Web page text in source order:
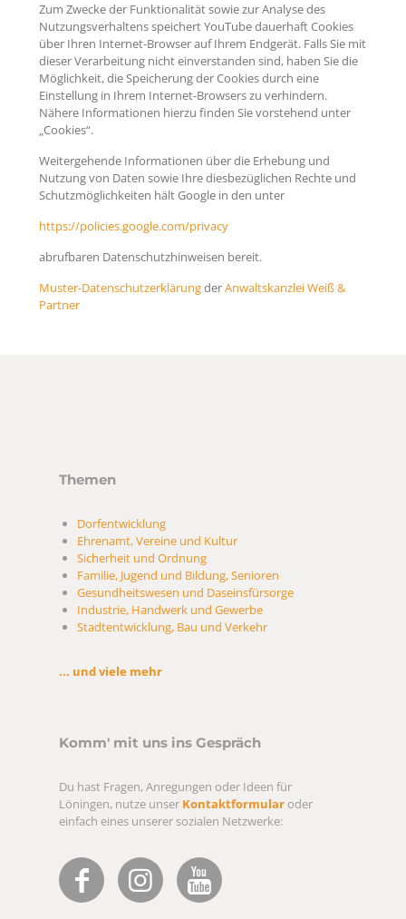
Zum Zwecke der Funktionalität sowie zur Analyse des
Nutzungsverhaltens speichert YouTube dauerhaft Cookies
über Ihren Internet-Browser auf Ihrem Endgerät. Falls Sie mit
dieser Verarbeitung nicht einverstanden sind, haben Sie die
Möglichkeit, die Speicherung der Cookies durch eine
Einstellung in Ihrem Internet-Browsers zu verhindern.
Nähere Informationen hierzu finden Sie vorstehend unter
„Cookies“.
Weitergehende Informationen über die Erhebung und
Nutzung von Daten sowie Ihre diesbezüglichen Rechte und
Schutzmöglichkeiten hält Google in den unter
https://policies.google.com/privacy
abrufbaren Datenschutzhinweisen bereit.
Muster-DatenschutzerklärungderAnwaltskanzlei Weiß &
Partner
Themen
Dorfentwicklung
Ehrenamt, Vereine und Kultur
Sicherheit und Ordnung
Familie, Jugend und Bildung, Senioren
Gesundheitswesen und Daseinsfürsorge
Industrie, Handwerk und Gewerbe
Stadtentwicklung, Bau und Verkehr
... und viele mehr
Komm' mit uns ins Gespräch
Du hast Fragen, Anregungen oder Ideen für
Löningen, nutze unser Kontaktformular oder
einfach eines unserer sozialen Netzwerke: